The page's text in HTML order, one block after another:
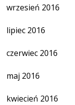
wrzesień 2016
lipiec 2016
czerwiec 2016
maj 2016
kwiecień 2016